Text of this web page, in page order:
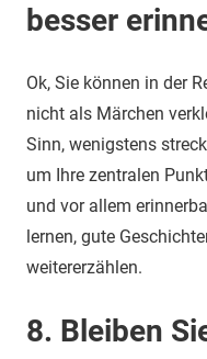
besser
Ok, Sie können in der
nicht als Märchen
Sinn, wenigstens
um Ihre zentralen
und vor allem
lernen, gute
weitererzählen.
8. Bleiben